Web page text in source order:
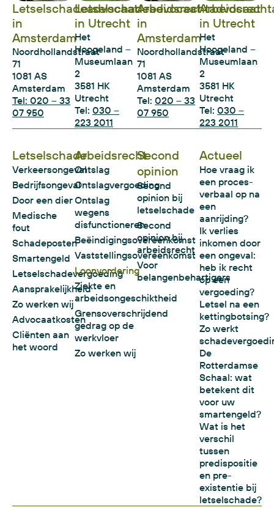
Letselschadeadvocaat
in
Amsterdam
Noordhollandstraat
71
1081 AS
Amsterdam
Tel: 020 – 33
07 950
Letselschadeadvocaat
in Utrecht
Het
Hoogeland –
Museumlaan
2
3581 HK
Utrecht
Tel: 030 –
223 2011
Arbeidsrechtadvocaat
in
Amsterdam
Noordhollandstraat
71
1081 AS
Amsterdam
Tel: 020 – 33
07 950
in Utrecht
Het
Hoogeland –
Museumlaan
2
3581 HK
Utrecht
Tel: 030 –
223 2011
Letselschade
Verkeersongeval
Bedrijfsongeval
Door een dier
Medische
fout
Schadeposten
Smartengeld
Letselschadevergoeding
Aansprakelijkheid
Zo werken wij
Advocaatkosten
Cliënten aan
het woord
Arbeidsrecht
Ontslag
Ontslagvergoeding
Ontslag
wegens
disfunctioneren
Beëindigingsovereenkomst
Vaststellingsovereenkomst
Loonvordering
Ziekte en
arbeidsongeschiktheid
Grensoverschrijdend
gedrag op de
werkvloer
Zo werken wij
Second
opinion
Second
opinion bij
letselschade
Second
opinion bij
arbeidsrecht
Voor
belangenbehartigers
Actueel
Hoe vraag ik
een proces-
verbaal op na
een
aanrijding?
Ik verlies
inkomen door
een ongeval:
heb ik recht
op een
vergoeding?
Letsel na een
kettingbotsing?
Zo werkt
De
Rotterdamse
Schaal: wat
betekent dit
voor uw
smartengeld?
Wat is het
verschil
tussen
predispositie
en pre-
existentie bij
letselschade?